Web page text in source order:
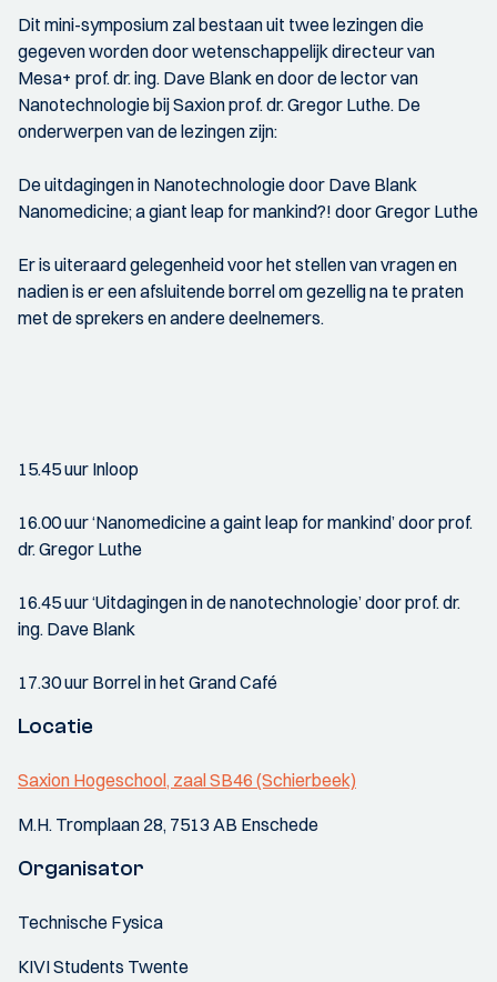
Dit mini-symposium zal bestaan uit twee lezingen die
gegeven worden door wetenschappelijk directeur van
Mesa+ prof. dr. ing. Dave Blank en door de lector van
Nanotechnologie bij Saxion prof. dr. Gregor Luthe. De
onderwerpen van de lezingen zijn:
De uitdagingen in Nanotechnologie door Dave Blank
Nanomedicine; a giant leap for mankind?! door Gregor Luthe
Er is uiteraard gelegenheid voor het stellen van vragen en
nadien is er een afsluitende borrel om gezellig na te praten
met de sprekers en andere deelnemers.
15.45 uur Inloop
16.00 uur ‘Nanomedicine a gaint leap for mankind’ door prof.
dr. Gregor Luthe
16.45 uur ‘Uitdagingen in de nanotechnologie’ door prof. dr.
ing. Dave Blank
17.30 uur Borrel in het Grand Café
Locatie
Saxion Hogeschool, zaal SB46 (Schierbeek)
M.H. Tromplaan 28, 7513 AB Enschede
Organisator
Technische Fysica
KIVI Students Twente